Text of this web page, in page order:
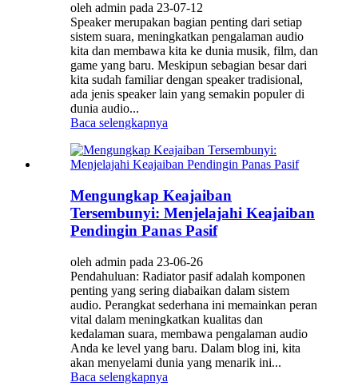
oleh admin pada 23-07-12
Speaker merupakan bagian penting dari setiap
sistem suara, meningkatkan pengalaman audio
kita dan membawa kita ke dunia musik, film, dan
game yang baru. Meskipun sebagian besar dari
kita sudah familiar dengan speaker tradisional,
ada jenis speaker lain yang semakin populer di
dunia audio...
Baca selengkapnya
Mengungkap Keajaiban
Tersembunyi: Menjelajahi Keajaiban
Pendingin Panas Pasif
oleh admin pada 23-06-26
Pendahuluan: Radiator pasif adalah komponen
penting yang sering diabaikan dalam sistem
audio. Perangkat sederhana ini memainkan peran
vital dalam meningkatkan kualitas dan
kedalaman suara, membawa pengalaman audio
Anda ke level yang baru. Dalam blog ini, kita
akan menyelami dunia yang menarik ini...
Baca selengkapnya